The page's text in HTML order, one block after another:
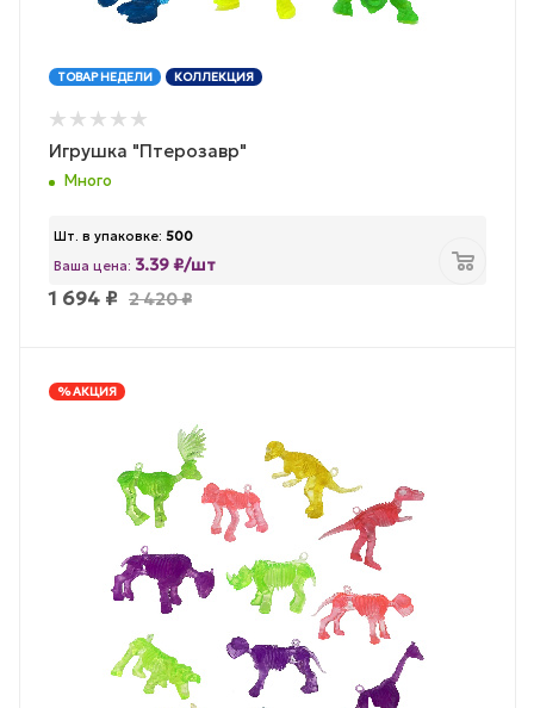
ТОВАР НЕДЕЛИ КОЛЛЕКЦИЯ
Игрушка "Птерозавр"
Много
Шт. в упаковке: 500
Ваша цена: 3.39 ₽/шт
1 694 ₽ 2 420₽
% АКЦИЯ